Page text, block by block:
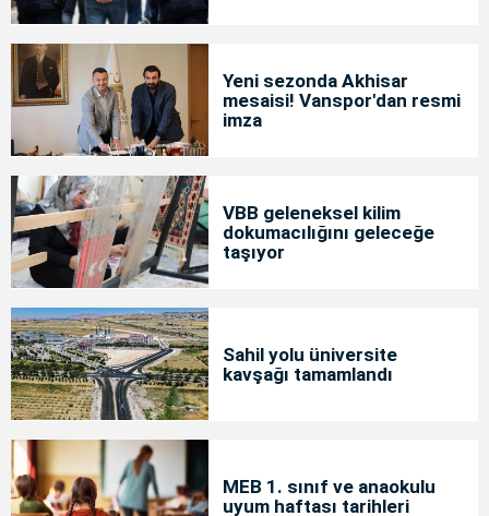
Yeni sezonda Akhisar
mesaisi! Vanspor'dan resmi
imza
VBB geleneksel kilim
dokumacılığını geleceğe
taşıyor
Sahil yolu üniversite
kavşağı tamamlandı
MEB 1. sınıf ve anaokulu
uyum haftası tarihleri